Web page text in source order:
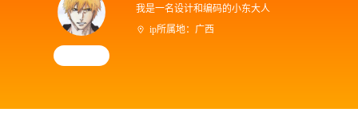
我是一名设计和编码的小东大人
ip所属地：广西